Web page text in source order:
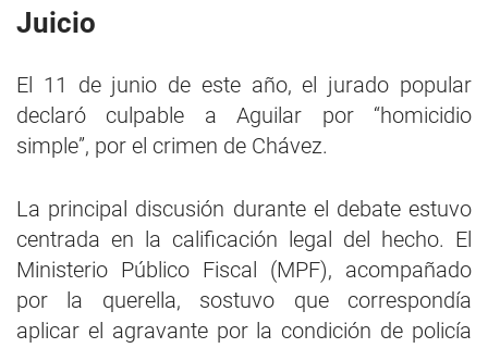
Juicio
El 11 de junio de este año, el jurado popular
declaró culpable a Aguilar por “homicidio
simple”, por el crimen de Chávez.
La principal discusión durante el debate estuvo
centrada en la calificación legal del hecho. El
Ministerio Público Fiscal (MPF), acompañado
por la querella, sostuvo que correspondía
aplicar el agravante por la condición de policía